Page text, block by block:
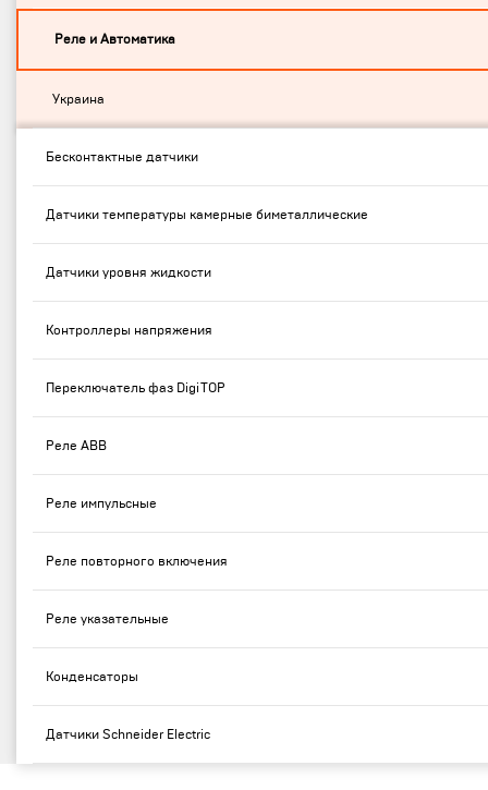
Реле и Автоматика
Украина
Бесконтактные датчики
Датчики температуры камерные биметаллические
Датчики уровня жидкости
Контроллеры напряжения
Переключатель фаз DigiTOP
Реле ABB
Реле импульсные
Реле повторного включения
Реле указательные
Конденсаторы
Датчики Schneider Electric